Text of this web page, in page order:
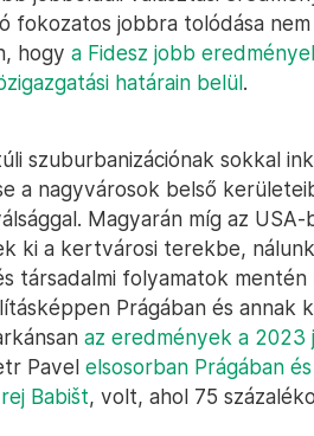
fokozatos jobbra tolódása
hogy a Fidesz jobb
határain belül.
szuburbanizációnak sokkal
a nagyvárosok belső
Magyarán míg az
ki a kertvárosi terekbe,
társadalmi folyamatok
Prágában és
az eredmények a 2023
Pavel elsosorban Prágában
Babišt, volt, ahol 75